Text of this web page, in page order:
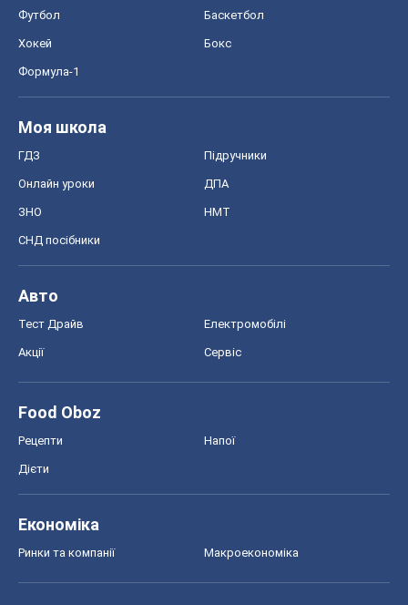
Футбол Баскетбол
Хокей Бокс
Формула-1
Моя школа
ГДЗ Підручники
Онлайн уроки ДПА
ЗНО НМТ
СНД посібники
Авто
Тест Драйв Електромобілі
Акції Сервіс
Food Oboz
Рецепти Напої
Дієти
Економіка
Ринки та компанії Макроекономіка